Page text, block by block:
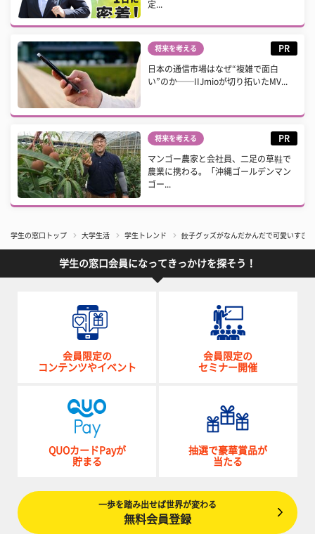
定...
将来を考える PR
日本の通信市場はなぜ“複雑で面白
い”のか──IIJmioが切り拓いたMV...
将来を考える PR
マンゴー農家と会社員、二足の草鞋で
農業に携わる。「沖縄ゴールデンマン
ゴー...
学生の窓口トップ 大学生活 学生トレンド 餃子グッズがなんだかんだで可愛いすぎ
学生の窓口会員になってきっかけを探そう！
会員限定の
コンテンツやイベント
会員限定の
セミナー開催
QUOカードPayが
貯まる
抽選で豪華賞品が
当たる
一歩を踏み出せば世界が変わる
無料会員登録